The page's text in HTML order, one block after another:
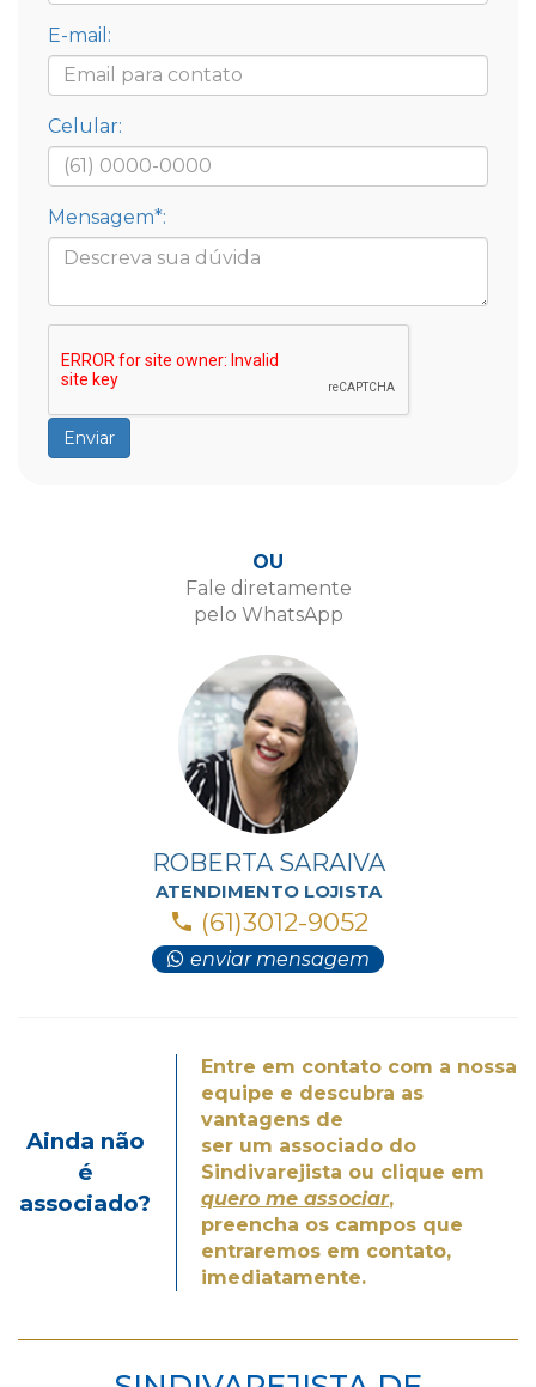
E-mail:
Celular:
Mensagem*:
OU
Fale diretamente
pelo WhatsApp
ROBERTA SARAIVA
ATENDIMENTO LOJISTA
(61)3012-9052
enviar mensagem
Ainda não
é
associado?
Entre em contato com a nossa
equipe e descubra as
vantagens de
ser um associado do
Sindivarejista ou clique em
quero me associar,
preencha os campos que
entraremos em contato,
imediatamente.